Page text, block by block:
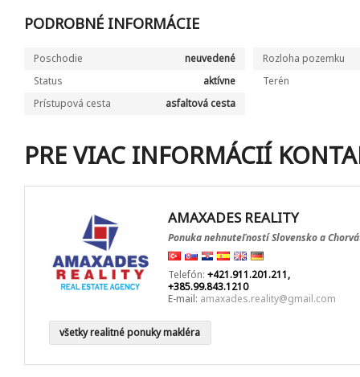
PODROBNÉ INFORMÁCIE
Poschodie neuvedené
Rozloha pozemku
Status
aktívne
Terén
Prístupová cesta
asfaltová cesta
PRE VIAC INFORMÁCIÍ
AMAXADES REALITY
Ponuka nehnuteľností Slovensko a
Telefón: +421.911.201.211,
+385.99.843.1210
E-mail: amaxades.reality@gmail.com
všetky realitné ponuky makléra